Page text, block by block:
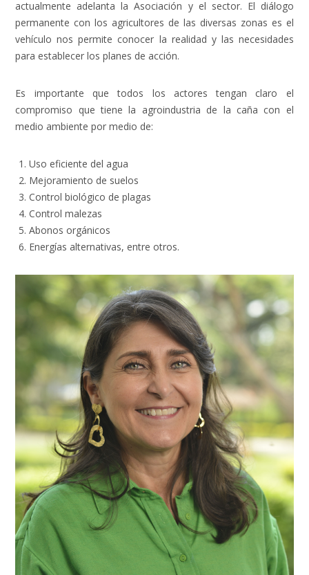
actualmente adelanta la Asociación y el sector. El diálogo
permanente con los agricultores de las diversas zonas es el
vehículo nos permite conocer la realidad y las necesidades
para establecer los planes de acción.
Es importante que todos los actores tengan claro el
compromiso que tiene la agroindustria de la caña con el
medio ambiente por medio de:
Uso eficiente del agua
Mejoramiento de suelos
Control biológico de plagas
Control malezas
Abonos orgánicos
Energías alternativas, entre otros.